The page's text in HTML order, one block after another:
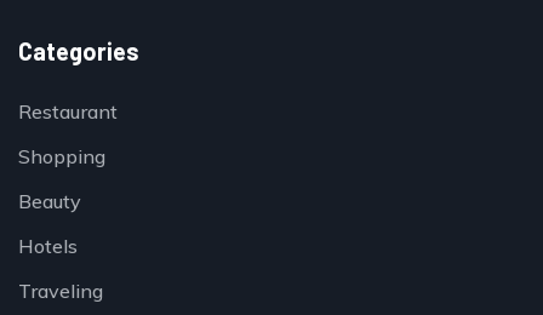
Categories
Restaurant
Shopping
Beauty
Hotels
Traveling